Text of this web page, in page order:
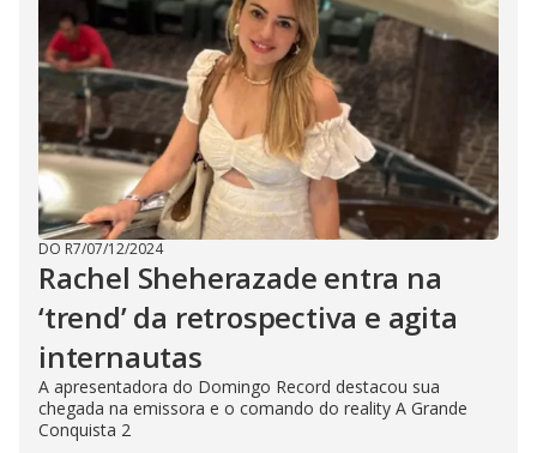
DO R7/07/12/2024
Rachel Sheherazade entra na
‘trend’ da retrospectiva e agita
internautas
A apresentadora do Domingo Record destacou sua
chegada na emissora e o comando do reality A Grande
Conquista 2